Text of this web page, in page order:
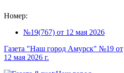
Номер:
№19(767) от 12 мая 2026
Газета "Наш город Амурск" №19 от
12 мая 2026 г.